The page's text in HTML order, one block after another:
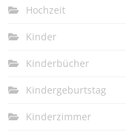
Hochzeit
Kinder
Kinderbücher
Kindergeburtstag
Kinderzimmer